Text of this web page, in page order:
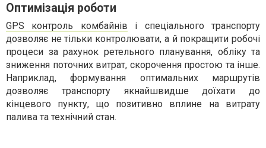
Оптимізація роботи
GPS контроль комбайнів і спеціального транспорту
дозволяє не тільки контролювати, а й покращити робочі
процеси за рахунок ретельного планування, обліку та
зниження поточних витрат, скорочення простою та інше.
Наприклад, формування оптимальних маршрутів
дозволяє транспорту якнайшвидше доїхати до
кінцевого пункту, що позитивно вплине на витрату
палива та технічний стан.